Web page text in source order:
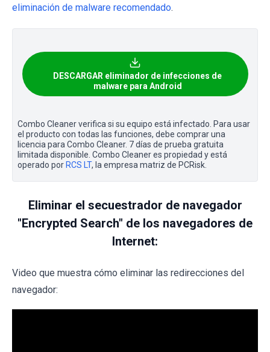
eliminación de malware recomendado.
DESCARGAR eliminador de infecciones de
malware para Android
Combo Cleaner verifica si su equipo está infectado. Para usar
el producto con todas las funciones, debe comprar una
licencia para Combo Cleaner. 7 días de prueba gratuita
limitada disponible. Combo Cleaner es propiedad y está
operado porRCS LT, la empresa matriz de PCRisk.
Eliminar el secuestrador de navegador
"Encrypted Search" de los navegadores de
Internet:
Video que muestra cómo eliminar las redirecciones del
navegador: